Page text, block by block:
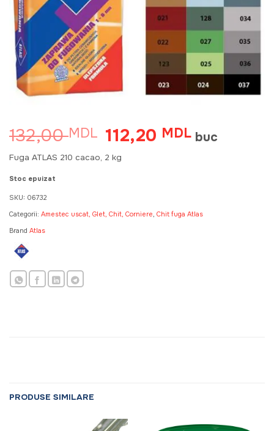
132,00MDL Prețul
inițial
a
112,20 MDLPrețul
curent
buc
Fuga ATLAS 210 cacao, 2 kg
Stoc epuizat
SKU: 06732
Categorii: Amestec uscat, Glet, Chit, Corniere, Chit fuga Atlas
Brand Atlas
PRODUSE SIMILARE